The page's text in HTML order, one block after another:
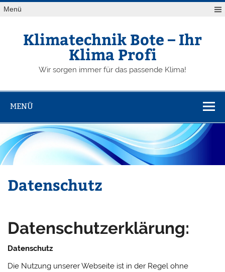
Zum
Inhalt
Menü
Klimatechnik Bote – Ihr
Klima Profi
Wir sorgen immer für das passende Klima!
MENÜ
Datenschutz
Datenschutzerklärung:
Datenschutz
Die Nutzung unserer Webseite ist in der Regel ohne